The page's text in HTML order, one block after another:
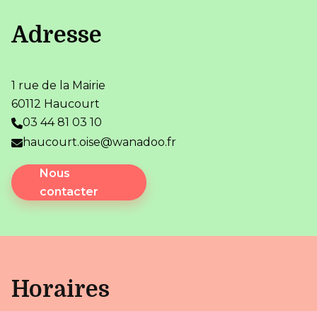
Adresse
1 rue de la Mairie
60112 Haucourt
03 44 81 03 10
haucourt.oise@wanadoo.fr
Nous
contacter
Horaires